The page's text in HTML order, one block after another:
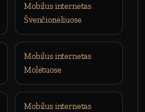
Mobilus internetas
Švenčionėliuose
Mobilus internetas
Molėtuose
Mobilus internetas